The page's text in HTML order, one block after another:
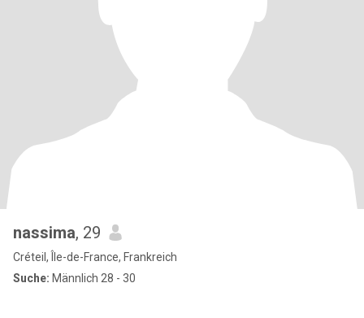
nassima, 29
Créteil, Île-de-France, Frankreich
Suche: Männlich 28 - 30